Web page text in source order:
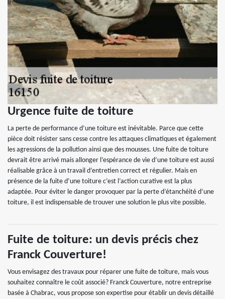
Urgence fuite de toiture
La perte de performance d’une toiture est inévitable. Parce que cette
pièce doit résister sans cesse contre les attaques climatiques et également
les agressions de la pollution ainsi que des mousses. Une fuite de toiture
devrait être arrivé mais allonger l’espérance de vie d’une toiture est aussi
réalisable grâce à un travail d’entretien correct et régulier. Mais en
présence de la fuite d’une toiture c’est l’action curative est la plus
adaptée. Pour éviter le danger provoquer par la perte d’étanchéité d’une
toiture, il est indispensable de trouver une solution le plus vite possible.
Fuite de toiture: un devis précis chez
Franck Couverture!
Vous envisagez des travaux pour réparer une fuite de toiture, mais vous
souhaitez connaître le coût associé? Franck Couverture, notre entreprise
basée à Chabrac, vous propose son expertise pour établir un devis détaillé